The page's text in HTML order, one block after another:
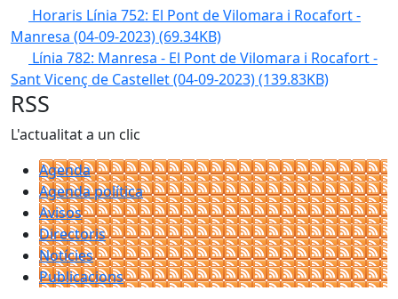
Horaris Línia 752: El Pont de Vilomara i Rocafort -
Manresa (04-09-2023)(69.34KB)
Línia 782: Manresa - El Pont de Vilomara i Rocafort -
Sant Vicenç de Castellet (04-09-2023)(139.83KB)
RSS
L'actualitat a un clic
Agenda
Agenda política
Avisos
Directoris
Notícies
Publicacions